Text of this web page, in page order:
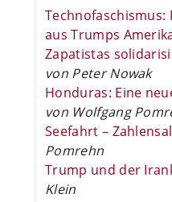
aus Trumps
Zapatistas
von Peter Nowak
Honduras: Eine
von Wolfgang
Seefahrt –
Pomrehn
Trump und der
Klein